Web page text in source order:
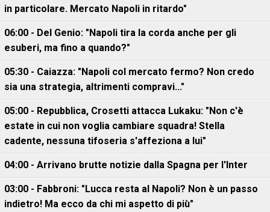
in particolare. Mercato Napoli in ritardo"
06:00 - Del Genio: "Napoli tira la corda anche per gli
esuberi, ma fino a quando?"
05:30 - Caiazza: "Napoli col mercato fermo? Non credo
sia una strategia, altrimenti compravi..."
05:00 - Repubblica, Crosetti attacca Lukaku: "Non c'è
estate in cui non voglia cambiare squadra! Stella
cadente, nessuna tifoseria s'affeziona a lui"
04:00 - Arrivano brutte notizie dalla Spagna per l'Inter
03:00 - Fabbroni: "Lucca resta al Napoli? Non è un passo
indietro! Ma ecco da chi mi aspetto di più"